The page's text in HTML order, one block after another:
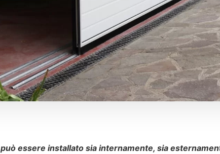
può essere installato sia internamente, sia